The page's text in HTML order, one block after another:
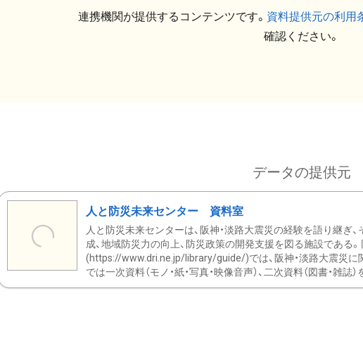
連携機関が提供するコンテンツです。 資料提供元の利用
確認ください。
データの提供元
人と防災未来センター 資料室
人と防災未来センターは、阪神・淡路大震災の経験を語り継ぎ
成、地域防災力の向上、防災政策の開発支援を図る施設である
(https://www.dri.ne.jp/library/guide/)では、阪神・淡路大震災に
では一次資料（モノ・紙・写真・映像音声）、二次資料（図書・雑誌）